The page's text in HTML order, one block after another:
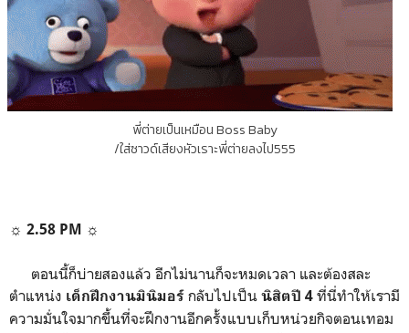
พี่ต่ายเป็นเหมือน Boss Baby
/ใส่ซาวด์เสียงหัวเราะพี่ต่ายลงไป555
☼ 2.58 PM ☼
ตอนนี้ก็บ่ายสองแล้ว อีกไม่นานก็จะหมดเวลา และต้องสละ
ตำแหน่ง เด็กฝึกงานมินิมอร์ กลับไปเป็น นิสิตปี 4 ที่นี่ทำให้เรามี
ความมั่นใจมากขึ้นที่จะฝึกงานอีกครั้งแบบเก็บหน่วยกิจตอนเทอม